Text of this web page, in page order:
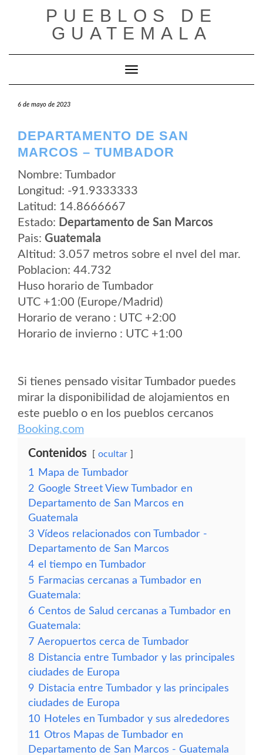
PUEBLOS DE
GUATEMALA
Cambiar modo de navegación
6 de mayo de 2023
DEPARTAMENTO DE SAN
MARCOS – TUMBADOR
Nombre: Tumbador
Longitud: -91.9333333
Latitud: 14.8666667
Estado: Departamento de San Marcos
Pais: Guatemala
Altitud: 3.057 metros sobre el nvel del mar.
Poblacion: 44.732
Huso horario de Tumbador
UTC +1:00 (Europe/Madrid)
Horario de verano : UTC +2:00
Horario de invierno : UTC +1:00
Si tienes pensado visitar Tumbador puedes
mirar la disponibilidad de alojamientos en
este pueblo o en los pueblos cercanos
Booking.com
Contenidos ocultar
1
Mapa de Tumbador
2 Google Street View Tumbador en
Departamento de San Marcos en
Guatemala
3 Vídeos relacionados con Tumbador -
Departamento de San Marcos
4 el tiempo en Tumbador
5 Farmacias cercanas a Tumbador en
Guatemala:
6 Centos de Salud cercanas a Tumbador en
Guatemala:
7 Aeropuertos cerca de Tumbador
8 Distancia entre Tumbador y las principales
ciudades de Europa
9 Distacia entre Tumbador y las principales
ciudades de Europa
10 Hoteles en Tumbador y sus alrededores
11 Otros Mapas de Tumbador en
Departamento de San Marcos - Guatemala